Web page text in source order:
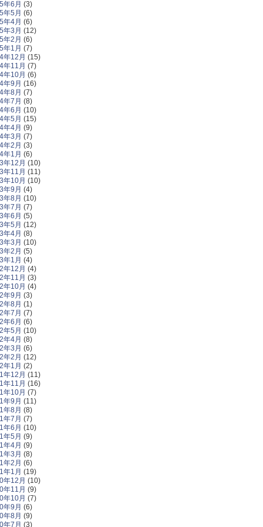
年6月 (3)
年5月 (6)
年4月 (6)
年3月 (12)
年2月 (6)
年1月 (7)
年12月 (15)
年11月 (7)
年10月 (6)
年9月 (16)
年8月 (7)
年7月 (8)
年6月 (10)
年5月 (15)
年4月 (9)
年3月 (7)
年2月 (3)
年1月 (6)
年12月 (10)
年11月 (11)
年10月 (10)
年9月 (4)
年8月 (10)
年7月 (7)
年6月 (5)
年5月 (12)
年4月 (8)
年3月 (10)
年2月 (5)
年1月 (4)
年12月 (4)
年11月 (3)
年10月 (4)
年9月 (3)
年8月 (1)
年7月 (7)
年6月 (6)
年5月 (10)
年4月 (8)
年3月 (6)
年2月 (12)
年1月 (2)
年12月 (11)
年11月 (16)
年10月 (7)
年9月 (11)
年8月 (8)
年7月 (7)
年6月 (10)
年5月 (9)
年4月 (9)
年3月 (8)
年2月 (6)
年1月 (19)
年12月 (10)
年11月 (9)
年10月 (7)
年9月 (6)
年8月 (9)
年7月 (3)